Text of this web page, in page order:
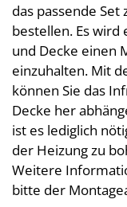
das passende
bestellen. Es
und Decke einen
einzuhalten. Mit
können Sie das
Decke her
ist es lediglich
der Heizung zu
Weitere
bitte der